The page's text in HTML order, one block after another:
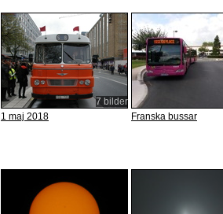
1 maj 2018
7 bilder
Franska bussar